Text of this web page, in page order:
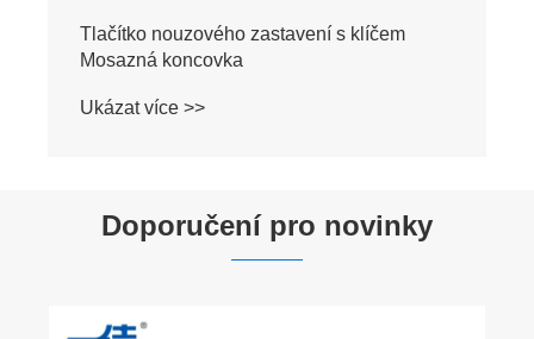
Doporučení pro novinky